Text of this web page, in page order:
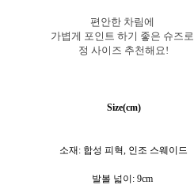
편안한 차림에
가볍게 포인트 하기 좋은 슈즈로
정 사이즈 추천해요!
Size(cm)
소재: 합성 피혁, 인조 스웨이드
발볼 넓이: 9cm